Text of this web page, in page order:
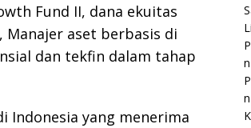
Fund II, dana ekuitas
Manajer aset berbasis di
dan tekfin dalam tahap
Indonesia yang menerima